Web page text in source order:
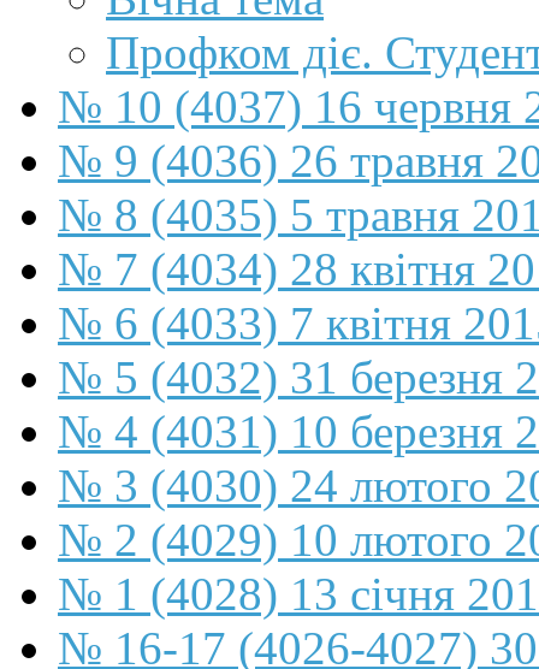
Профком діє.
№ 10 (4037) 16 червня
№ 9 (4036) 26 травня
№ 8 (4035) 5 травня
№ 7 (4034) 28 квітня
№ 6 (4033) 7 квітня
№ 5 (4032) 31 березня
№ 4 (4031) 10 березня
№ 3 (4030) 24 лютого
№ 2 (4029) 10 лютого
№ 1 (4028) 13 січня
№ 16-17 (4026-4027) 30